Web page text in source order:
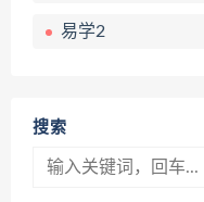
易学2
搜索